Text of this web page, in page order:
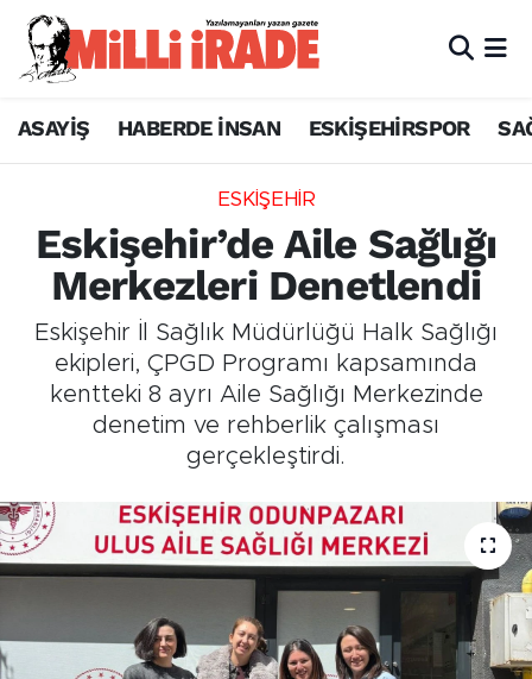
ASAYİŞ HABERDE İNSAN ESKİŞEHİRSPOR
ESKİŞEHİR
Eskişehir’de Aile Sağlığı
Merkezleri Denetlendi
Eskişehir İl Sağlık Müdürlüğü Halk Sağlığı
ekipleri, ÇPGD Programı kapsamında
kentteki 8 ayrı Aile Sağlığı Merkezinde
denetim ve rehberlik çalışması
gerçekleştirdi.